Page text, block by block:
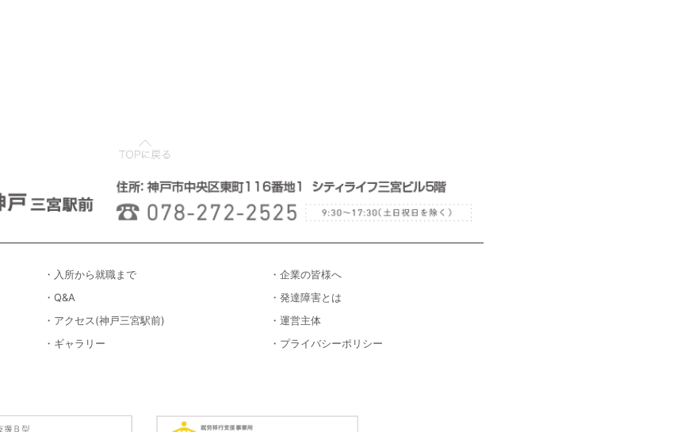
・入所から就職まで
・企業の皆様へ
・Q&A
・発達障害とは
・アクセス(神戸三宮駅前)
・運営主体
・ギャラリー
・プライバシーポリシー